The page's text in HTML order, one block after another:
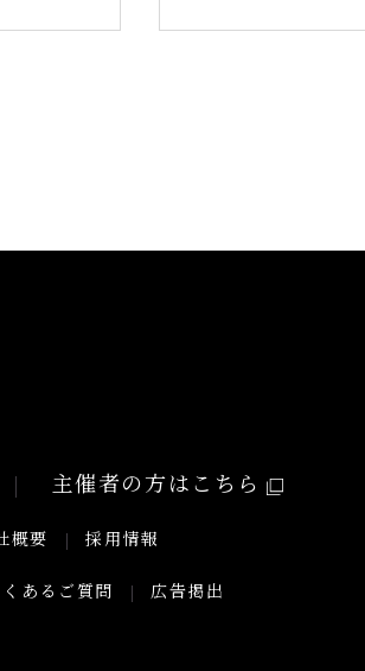
主催者の方はこちら
概要 採用情報
くあるご質問 広告掲出